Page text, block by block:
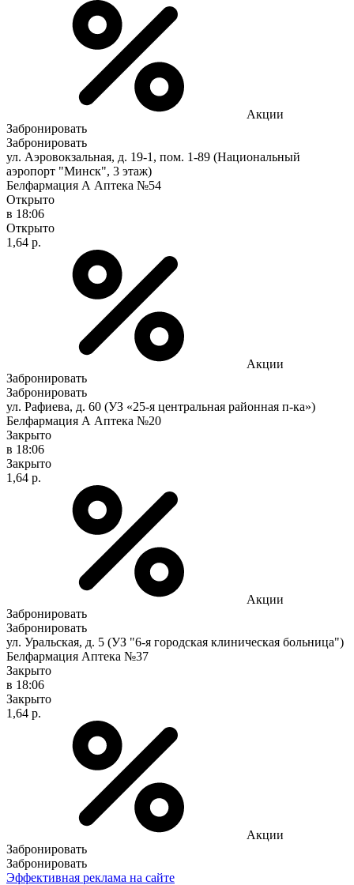
Акции
Забронировать
Забронировать
ул. Аэровокзальная, д. 19-1, пом. 1-89 (Национальный
аэропорт "Минск", 3 этаж)
Белфармация А Аптека №54
Открыто
в 18:06
Открыто
1,64 р.
Акции
Забронировать
Забронировать
ул. Рафиева, д. 60 (УЗ «25-я центральная районная п-ка»)
Белфармация А Аптека №20
Закрыто
в 18:06
Закрыто
1,64 р.
Акции
Забронировать
Забронировать
ул. Уральская, д. 5 (УЗ "6-я городская клиническая больница")
Белфармация Аптека №37
Закрыто
в 18:06
Закрыто
1,64 р.
Акции
Забронировать
Забронировать
Эффективная реклама на сайте